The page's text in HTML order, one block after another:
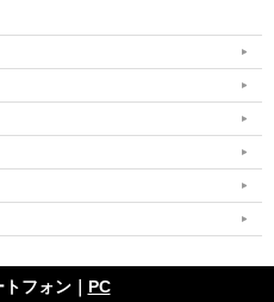
フォン｜ PC